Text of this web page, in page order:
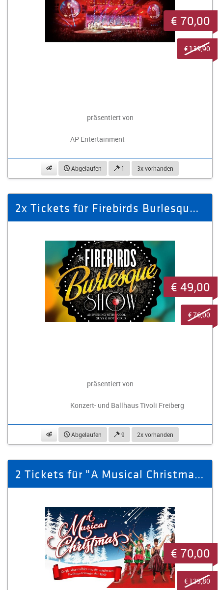
präsentiert von
AP Entertainment
beobachtenAbgelaufen 1 3x vorhanden
€ 70,00
€ 139,90
2x Tickets für Firebirds Burlesque Show am 27.03.2026
präsentiert von
Konzert- und Ballhaus Tivoli Freiberg
beobachtenAbgelaufen 9 2x vorhanden
€ 49,00
€ 76,00
2 Tickets für "A Musical Christmas" am 22.12.2025 in Annaberg-Buchholz
€ 70,00
€ 139,80